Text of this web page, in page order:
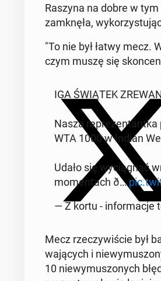
Raszyna na dobre w
zamknęła,
"To nie był łatwy mecz.
czym muszę się
IGA ŚWIĄTEK
Nasza reprezen­tan­t­ka
WTA 1000 w Indian
Udało się wyciągnąć
mo­men­tach ð…
— Z kortu - in­for­ma­c­je
Mecz rzeczy­wiś­cie był
wa­ją­cych i
10 niewymus­zonych